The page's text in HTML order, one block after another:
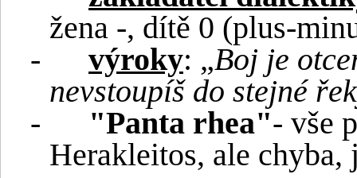
žena -, dítě 0 (plus-
-
výroky: „Boj je
nevstoupíš do stejné
-
"Panta rhea"- vše
Herakleitos, ale chyba,